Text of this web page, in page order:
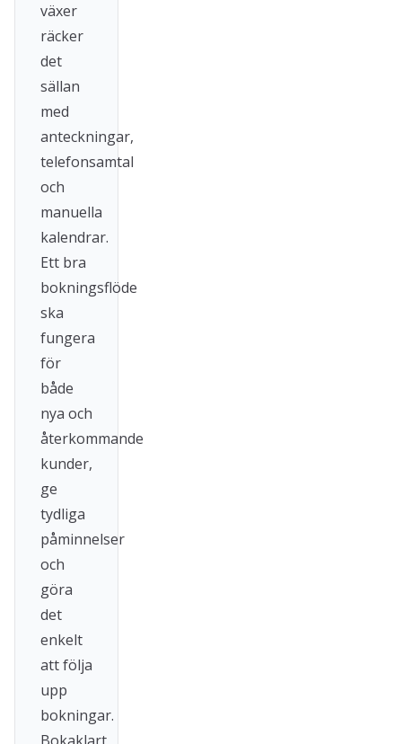
växer
räcker
det
sällan
med
anteckningar,
telefonsamtal
och
manuella
kalendrar.
Ett bra
bokningsflöde
ska
fungera
för
både
nya och
återkommande
kunder,
ge
tydliga
påminnelser
och
göra
det
enkelt
att följa
upp
bokningar.